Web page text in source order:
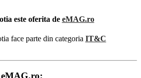
este oferita de eMAG.ro
face parte din categoria IT&C